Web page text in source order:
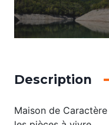
Description
Maison de